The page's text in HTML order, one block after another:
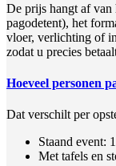
De prijs hangt af van
pagodetent), het
vloer, verlichting of
zodat u precies
Hoeveel personen
Dat verschilt per
Staand event:
Met tafels en